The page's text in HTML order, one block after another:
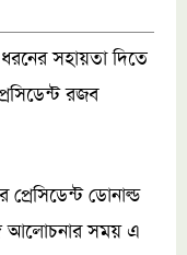
সহায়তা দিতে
রজব
ডোনাল্ড
আলোচনার সময় এ